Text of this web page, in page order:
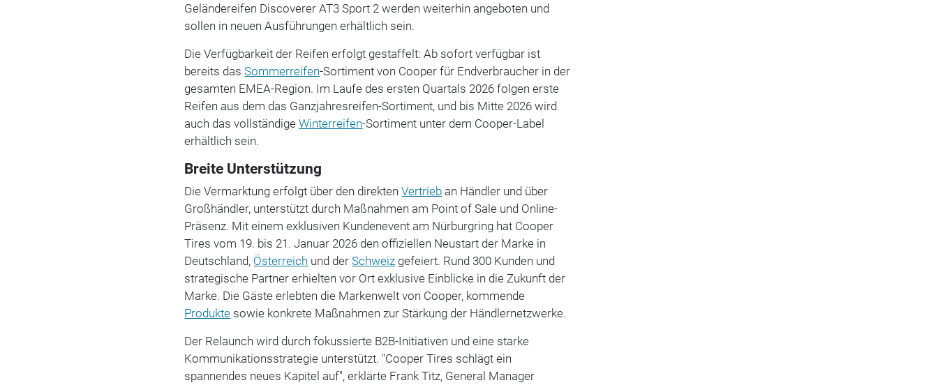
Geländereifen Discoverer AT3 Sport 2 werden weiterhin angeboten und
sollen in neuen Ausführungen erhältlich sein.
Die Verfügbarkeit der Reifen erfolgt gestaffelt: Ab sofort verfügbar ist
bereits dasSommerreifen-Sortiment von Cooper für Endverbraucher in der
gesamten EMEA-Region. Im Laufe des ersten Quartals 2026 folgen erste
Reifen aus dem das Ganzjahresreifen-Sortiment, und bis Mitte 2026 wird
auch das vollständigeWinterreifen-Sortiment unter dem Cooper-Label
erhältlich sein.
Breite Unterstützung
Die Vermarktung erfolgt über den direktenVertrieb an Händler und über
Großhändler, unterstützt durch Maßnahmen am Point of Sale und Online-
Präsenz. Mit einem exklusiven Kundenevent am Nürburgring hat Cooper
Tires vom 19. bis 21. Januar 2026 den offiziellen Neustart der Marke in
Deutschland, Österreich und derSchweiz gefeiert. Rund 300 Kunden und
strategische Partner erhielten vor Ort exklusive Einblicke in die Zukunft der
Marke. Die Gäste erlebten die Markenwelt von Cooper, kommende
Produkte sowie konkrete Maßnahmen zur Stärkung der Händlernetzwerke.
Der Relaunch wird durch fokussierte B2B-Initiativen und eine starke
Kommunikationsstrategie unterstützt. "Cooper Tires schlägt ein
spannendes neues Kapitel auf", erklärte Frank Titz, General Manager